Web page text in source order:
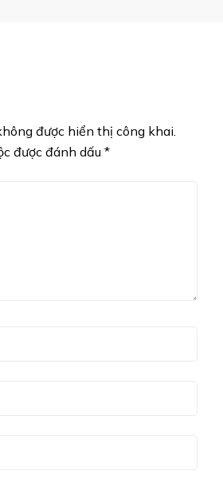
được hiển thị công khai.
được đánh dấu *